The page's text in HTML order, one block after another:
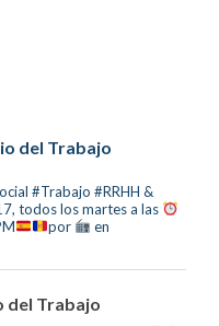
del Trabajo
#Trabajo #RRHH &
todos los martes a las
por
en
del Trabajo